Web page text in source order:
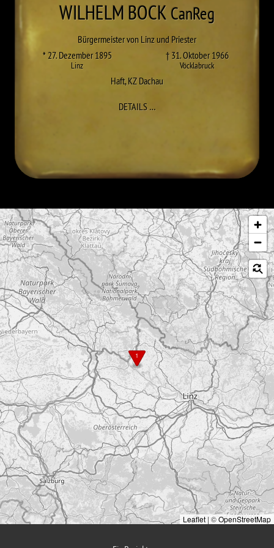
WILHELMBOCKCanReg
Bürgermeister von Linz und Priester
* 27. Dezember 1895
Linz
† 31. Oktober 1966
Vöcklabruck
Haft,KZ Dachau
DETAILS…ZU WILHELM BOCK
Karte überspringen
1
Leaflet | ©OpenStreetMap